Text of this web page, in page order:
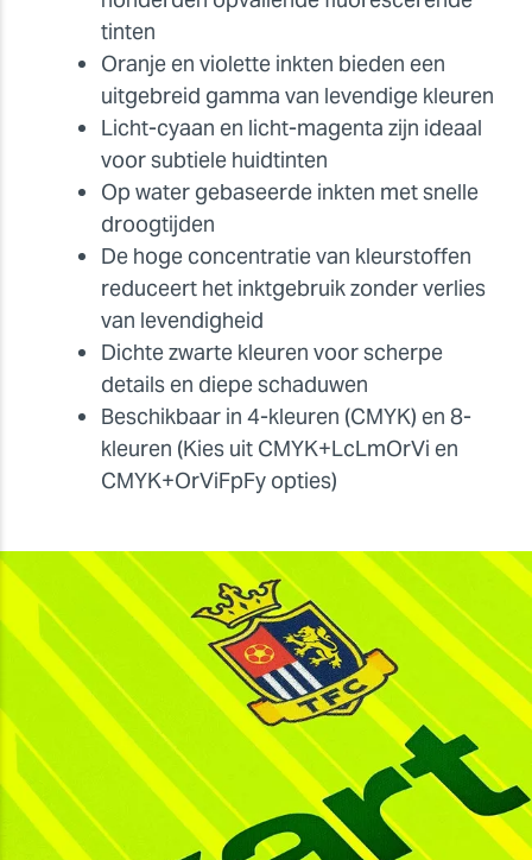
tinten
Oranje en violette inkten bieden een
uitgebreid gamma van levendige kleuren
Licht-cyaan en licht-magenta zijn ideaal
voor subtiele huidtinten
Op water gebaseerde inkten met snelle
droogtijden
De hoge concentratie van kleurstoffen
reduceert het inktgebruik zonder verlies
van levendigheid
Dichte zwarte kleuren voor scherpe
details en diepe schaduwen
Beschikbaar in 4-kleuren (CMYK) en 8-
kleuren (Kies uit CMYK+LcLmOrVi en
CMYK+OrViFpFy opties)